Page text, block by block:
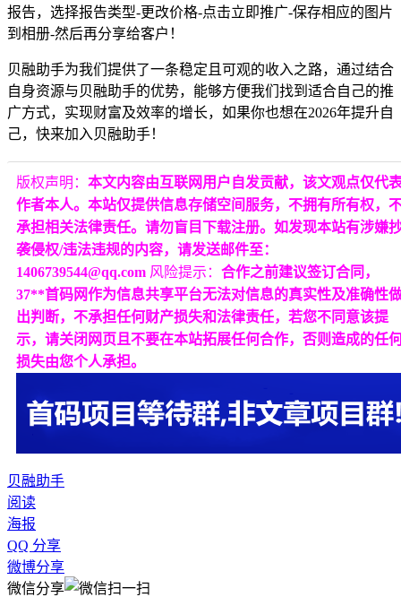
报告，选择报告类型-更改价格-点击立即推广-保存相应的图片
到相册-然后再分享给客户！
贝融助手为我们提供了一条稳定且可观的收入之路，通过结合
自身资源与贝融助手的优势，能够方便我们找到适合自己的推
广方式，实现财富及效率的增长，如果你也想在2026年提升自
己，快来加入贝融助手！
版权声明： 本文内容由互联网用户自发贡献，该文观点仅代
作者本人。本站仅提供信息存储空间服务，不拥有所有权，
承担相关法律责任。请勿盲目下载注册。如发现本站有涉嫌
袭侵权/违法违规的内容，请发送邮件至：
1406739544@qq.com 风险提示： 合作之前建议签订合同，
37**首码网作为信息共享平台无法对信息的真实性及准确性
出判断，不承担任何财产损失和法律责任，若您不同意该提
示，请关闭网页且不要在本站拓展任何合作，否则造成的任
损失由您个人承担。
贝融助手
阅读
海报
QQ 分享
微博分享
微信分享